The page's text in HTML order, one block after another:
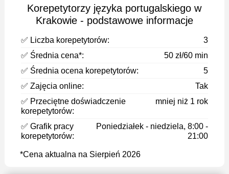
Korepetytorzy języka portugalskiego w
Krakowie - podstawowe informacje
✅ Liczba korepetytorów:
3
✅ Średnia cena*:
50 zł/60 min
✅ Średnia ocena korepetytorów:
5
✅ Zajęcia online:
Tak
✅ Przeciętne doświadczenie
korepetytorów:
mniej niż 1 rok
✅ Grafik pracy
korepetytorów:
Poniedziałek - niedziela, 8:00 -
21:00
*Cena aktualna na Sierpień 2026